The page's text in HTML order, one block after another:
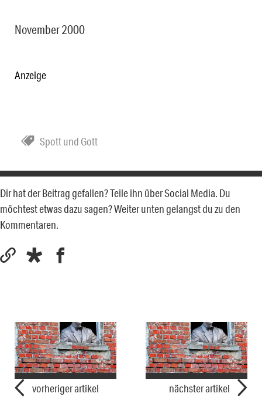
November 2000
Anzeige
Spott und Gott
Dir hat der Beitrag gefallen? Teile ihn über Social Media. Du
möchtest etwas dazu sagen? Weiter unten gelangst du zu den
Kommentaren.
vorheriger artikel nächster artikel